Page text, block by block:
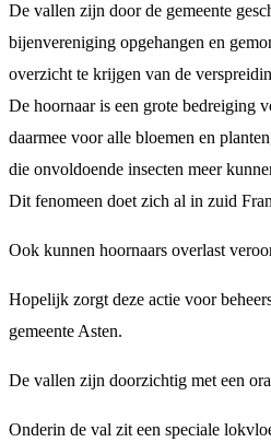
De vallen zijn door de gemeente
bijenvereniging opgehangen en
overzicht te krijgen van de
De hoornaar is een grote bedreiging
daarmee voor alle bloemen en
die onvoldoende insecten meer
Dit fenomeen doet zich al in zuid
Ook kunnen hoornaars overlast
Hopelijk zorgt deze actie voor
gemeente Asten.
De vallen zijn doorzichtig met een
Onderin de val zit een speciale